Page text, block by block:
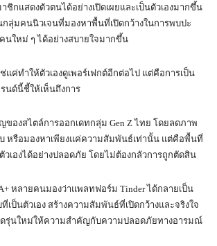
ชิกแสดงตัวตนได้อย่างเปิดเผยและเป็นตัวเองมากขึ้น
ลุ่มคนนิวเจนที่มองหาพื้นที่เปิดกว้างในการพบปะ
นใหม่ ๆ ได้อย่างสบายใจมากขึ้น
แค่ทำให้ตัวเองดูเพอร์เฟกต์อีกต่อไป แต่คือการเป็น
รนด์นี้ชี้ให้เห็นถึงการ
ของสไตล์การออกเดทกลุ่ม Gen Z ไทย โดยลดภาพ
รือมองหาเพียงแค่ความสัมพันธ์เท่านั้น แต่คือพื้นที่
วเองได้อย่างปลอดภัย โดยไม่ต้องกลัวการถูกตัดสิน
หลายคนมองว่าแพลทฟอร์ม Tinder ได้กลายเป็น
ป็นตัวเอง สร้างความสัมพันธ์ที่เปิดกว้างและจริงใจ
นใหม่ให้ความสำคัญกับความปลอดภัยทางอารมณ์